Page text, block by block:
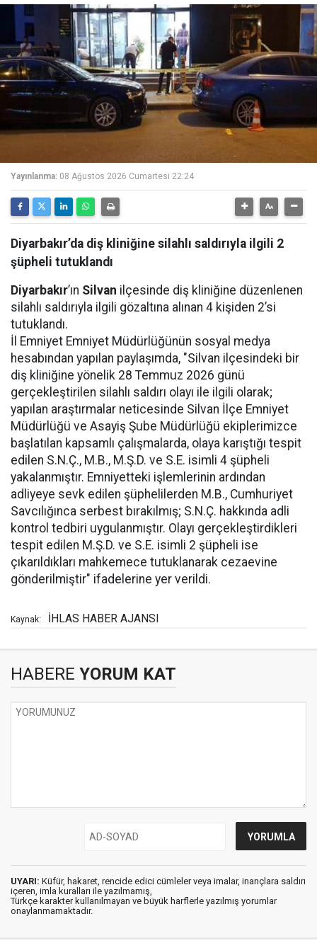
Yayınlanma: 08 Ağustos 2026 Cumartesi 22:24
Diyarbakır’da diş kliniğine silahlı saldırıyla ilgili 2
şüpheli tutuklandı
Diyarbakır’ın Silvan ilçesinde diş kliniğine düzenlenen
silahlı saldırıyla ilgili gözaltına alınan 4 kişiden 2’si
tutuklandı.
İl Emniyet Emniyet Müdürlüğünün sosyal medya
hesabından yapılan paylaşımda, "Silvan ilçesindeki bir
diş kliniğine yönelik 28 Temmuz 2026 günü
gerçekleştirilen silahlı saldırı olayı ile ilgili olarak;
yapılan araştırmalar neticesinde Silvan İlçe Emniyet
Müdürlüğü ve Asayiş Şube Müdürlüğü ekiplerimizce
başlatılan kapsamlı çalışmalarda, olaya karıştığı tespit
edilen S.N.Ç., M.B., M.Ş.D. ve S.E. isimli 4 şüpheli
yakalanmıştır. Emniyetteki işlemlerinin ardından
adliyeye sevk edilen şüphelilerden M.B., Cumhuriyet
Savcılığınca serbest bırakılmış; S.N.Ç. hakkında adli
kontrol tedbiri uygulanmıştır. Olayı gerçekleştirdikleri
tespit edilen M.Ş.D. ve S.E. isimli 2 şüpheli ise
çıkarıldıkları mahkemece tutuklanarak cezaevine
gönderilmiştir" ifadelerine yer verildi.
Kaynak: İHLAS HABER AJANSI
HABERE YORUM KAT
UYARI: Küfür, hakaret, rencide edici cümleler veya imalar, inançlara saldırı
içeren, imla kuralları ile yazılmamış,
Türkçe karakter kullanılmayan ve büyük harflerle yazılmış yorumlar
onaylanmamaktadır.